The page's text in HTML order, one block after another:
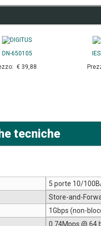
DN-650105
€ 39,88
tecniche
5 porte 10/
Store-and-
1Gbps (non-
0.74Mpps @ 64